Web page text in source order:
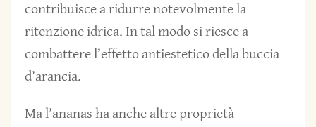
contribuisce a ridurre notevolmente la
ritenzione idrica. In tal modo si riesce a
combattere l’effetto antiestetico della buccia
d’arancia.
Ma l’ananas ha anche altre proprietà